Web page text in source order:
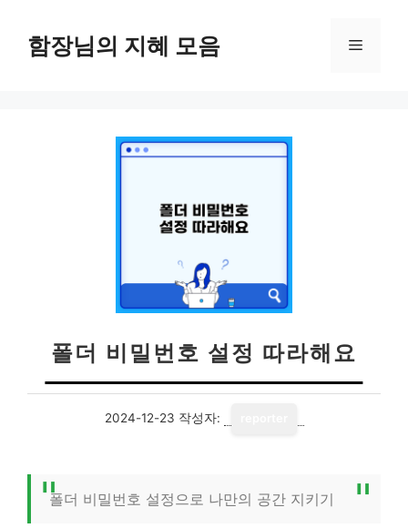
함장님의 지혜 모음 메
폴더 비밀번호 설정 따라해요
2024-12-23 작성자:
폴더 비밀번호 설정으로 나만의 공간 지키기